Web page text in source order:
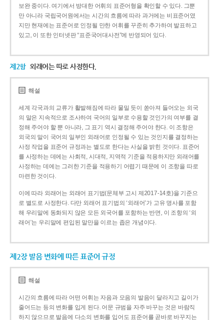
보완 중이다. 여기에서 방대한 어휘의 표준어형을 확인할 수 있다. 그뿐
만 아니라 국립국어원에서는 시간의 흐름에 따라 과거에는 비표준어였
지만 현재에는 표준어로 인정될 만한 어휘를 꾸준히 추가하여 발표하고
있고, 이 또한 인터넷판 “표준국어대사전”에 반영되어 있다.
제2항 외래어는 따로 사정한다.
해설
세계 각국과의 교류가 활발해짐에 따라 물밀 듯이 쏟아져 들어오는 외국
의 말은 지속적으로 조사하여 국어의 일부로 수용할 것인가의 여부를 결
정해 주어야 할 뿐 아니라, 그 표기 역시 결정해 주어야 한다. 이 조항은
외국의 말이 국어의 일부인 외래어로 인정될 수 있는 것인지를 결정하는
사정 작업을 표준어 규정과는 별도로 한다는 사실을 밝힌 것이다. 표준어
를 사정하는 데에는 사회적, 시대적, 지역적 기준을 적용하지만 외래어를
사정하는 데에는 그러한 기준을 적용하기 어렵기 때문에 이 조항을 따로
마련한 것이다.
이에 따라 외래어는 외래어 표기법(문체부 고시 제2017-14호)을 기준으
로 별도로 사정한다. 다만 외래어 표기법의 ‘외래어’가 고유 명사를 포함
해 우리말에 동화되지 않은 모든 외국어를 포함하는 반면, 이 조항의 ‘외
래어’는 우리말에 편입된 말만을 이르는 좁은 개념이다.
제2장 발음 변화에 따른 표준어 규정
해설
시간의 흐름에 따라 어떤 어휘는 자음과 모음의 발음이 달라지고 길이가
줄어드는 등의 변화를 입게 된다. 어문 규범을 자주 바꾸는 것은 바람직
하지 않으므로 발음에 다소의 변화를 입어도 표준어를 곧바로 바꾸지는